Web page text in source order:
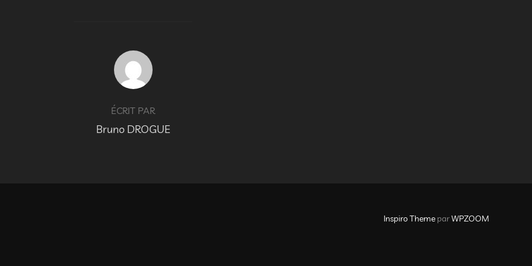
AUTEUR DE LA PUBLICATION
ÉCRIT PAR
Bruno DROGUE
Inspiro Theme parWPZOOM